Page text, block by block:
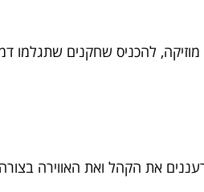
להכניס שחקנים שתגלמו
את הקהל ואת האווירה